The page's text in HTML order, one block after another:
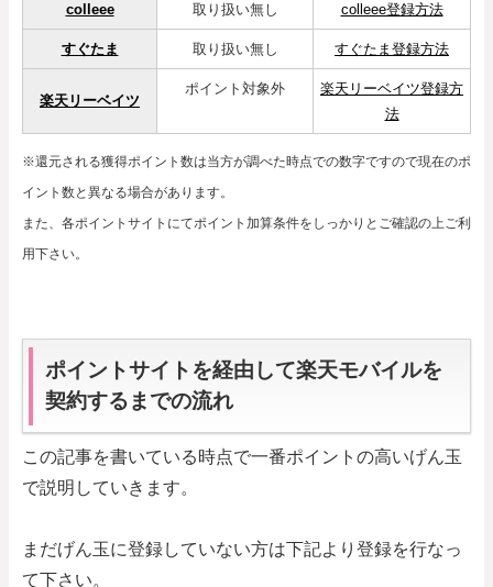
colleee 取り扱い無し colleee登録方法
すぐたま 取り扱い無し すぐたま登録方法
楽天リーベイツ
ポイント対象外
楽天リーベイツ登録方
法
※還元される獲得ポイント数は当方が調べた時点での数字ですので現在のポ
イント数と異なる場合があります。
また、各ポイントサイトにてポイント加算条件をしっかりとご確認の上ご利
用下さい。
ポイントサイトを経由して楽天モバイルを
契約するまでの流れ
この記事を書いている時点で一番ポイントの高いげん玉
で説明していきます。
まだげん玉に登録していない方は下記より登録を行なっ
て下さい。